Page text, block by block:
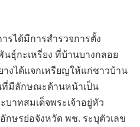
รได้มีการสํารวจการตั้ง
ธุ์กะเหรี่ยง ที่บ้านบางกลอย
งได้แจกเหรียญให้แก่ชาวบ้าน
ที่มีลักษณะด้านหน้าเป็น
าทสมเด็จพระเจ้าอยู่หัว
กษรย่อจังหวัด พช. ระบุตัวเลข